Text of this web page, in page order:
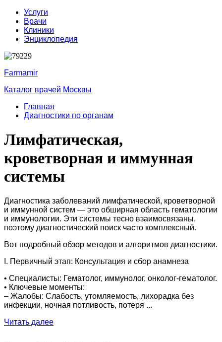
Услуги
Врачи
Клиники
Энциклопедия
Farmamir
Каталог врачей Москвы
Главная
Диагностики по органам
Лимфатическая,
кроветворная и иммунная
системы
Диагностика заболеваний лимфатической, кроветворной
и иммунной систем — это обширная область гематологии
и иммунологии. Эти системы тесно взаимосвязаны,
поэтому диагностический поиск часто комплексный.
Вот подробный обзор методов и алгоритмов диагностики.
I. Первичный этап: Консультация и сбор анамнеза
• Специалисты: Гематолог, иммунолог, онколог-гематолог.
• Ключевые моменты:
– Жалобы: Слабость, утомляемость, лихорадка без
инфекции, ночная потливость, потеря ...
Читать далее